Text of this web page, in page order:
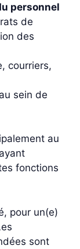
personnel
de
des
courriers,
au sein de
au
fonctions
pour un(e)
sont